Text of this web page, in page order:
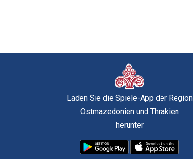
Laden Sie die Spiele-App der Region
Ostmazedonien und Thrakien
herunter